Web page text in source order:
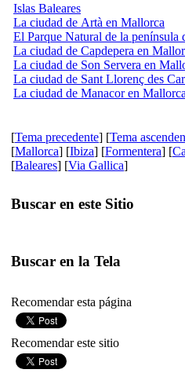
Islas Baleares
La ciudad de Artà en Mallorca
El Parque Natural de la península
La ciudad de Capdepera en
La ciudad de Son Servera en
La ciudad de Sant Llorenç des
La ciudad de Manacor en Mallorca
[Tema precedente] [Tema
[Mallorca] [Ibiza] [Formentera] [
[Baleares] [Via Gallica]
Buscar en este Sitio
Buscar en la Tela
Recomendar esta página
Recomendar este sitio